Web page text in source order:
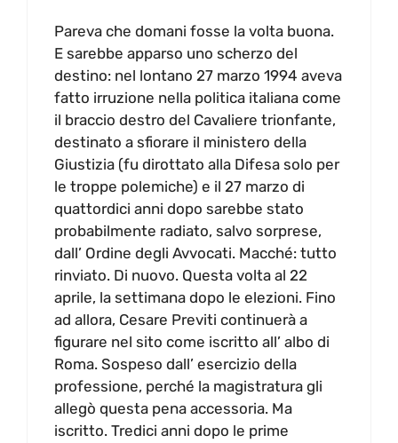
Pareva che domani fosse la volta buona.
E sarebbe apparso uno scherzo del
destino: nel lontano 27 marzo 1994 aveva
fatto irruzione nella politica italiana come
il braccio destro del Cavaliere trionfante,
destinato a sfiorare il ministero della
Giustizia (fu dirottato alla Difesa solo per
le troppe polemiche) e il 27 marzo di
quattordici anni dopo sarebbe stato
probabilmente radiato, salvo sorprese,
dall’ Ordine degli Avvocati. Macché: tutto
rinviato. Di nuovo. Questa volta al 22
aprile, la settimana dopo le elezioni. Fino
ad allora, Cesare Previti continuerà a
figurare nel sito come iscritto all’ albo di
Roma. Sospeso dall’ esercizio della
professione, perché la magistratura gli
allegò questa pena accessoria. Ma
iscritto. Tredici anni dopo le prime